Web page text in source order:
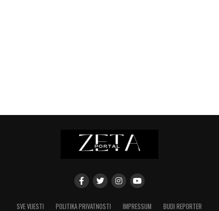
SVE VIJESTI POLITIKA PRIVATNOSTI IMPRESSUM BUDI REPORTER